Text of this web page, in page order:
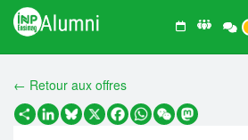
← Retour aux offres
PartagerLinkedIn
Bluesky
X Facebook
WhatsApp
WeChatMastodon